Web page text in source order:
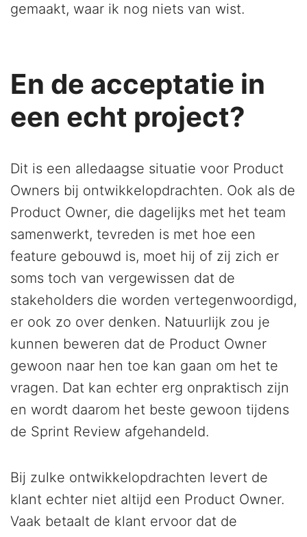
gemaakt, waar ik nog niets van wist.
En de acceptatie in
een echt project?
Dit is een alledaagse situatie voor Product
Owners bij ontwikkelopdrachten. Ook als de
Product Owner, die dagelijks met het team
samenwerkt, tevreden is met hoe een
feature gebouwd is, moet hij of zij zich er
soms toch van vergewissen dat de
stakeholders die worden vertegenwoordigd,
er ook zo over denken. Natuurlijk zou je
kunnen beweren dat de Product Owner
gewoon naar hen toe kan gaan om het te
vragen. Dat kan echter erg onpraktisch zijn
en wordt daarom het beste gewoon tijdens
de Sprint Review afgehandeld.
Bij zulke ontwikkelopdrachten levert de
klant echter niet altijd een Product Owner.
Vaak betaalt de klant ervoor dat de